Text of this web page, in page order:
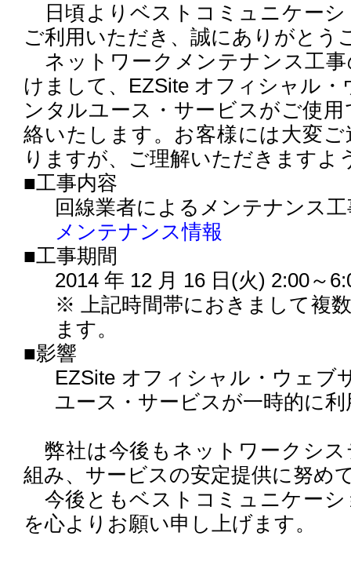
日頃よりベストコミュニケー
ご利用いただき、誠にありがとう
ネットワークメンテナンス工
けまして、EZSite オフィシャル
ンタルユース・サービスがご使
絡いたします。お客様には大変
りますが、ご理解いただきますよ
■工事内容
回線業者によるメンテナンス
メンテナンス情報
■工事期間
2014 年 12 月 16 日(火) 2:00～
※ 上記時間帯におきまして複
ます。
■影響
EZSite オフィシャル・ウェブ
ユース・サービスが一時的に
弊社は今後もネットワークシ
組み、サービスの安定提供に努め
今後ともベストコミュニケー
を心よりお願い申し上げます。